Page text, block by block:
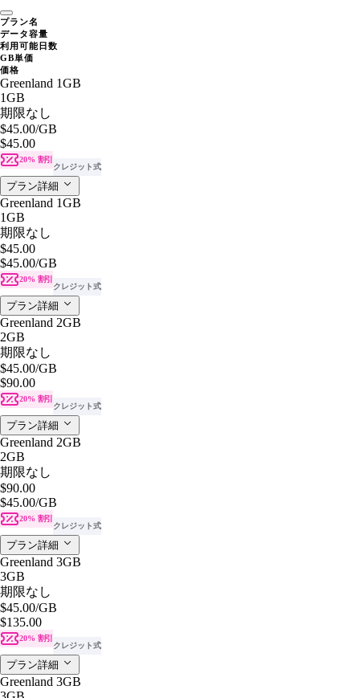
プラン名
データ容量
利用可能日数
GB単価
価格
Greenland 1GB
1GB
期限なし
$45.00/GB
$45.00
20% 割引
クレジット式
プラン詳細
Greenland 1GB
1GB
期限なし
$45.00
$45.00/GB
20% 割引
クレジット式
プラン詳細
Greenland 2GB
2GB
期限なし
$45.00/GB
$90.00
20% 割引
クレジット式
プラン詳細
Greenland 2GB
2GB
期限なし
$90.00
$45.00/GB
20% 割引
クレジット式
プラン詳細
Greenland 3GB
3GB
期限なし
$45.00/GB
$135.00
20% 割引
クレジット式
プラン詳細
Greenland 3GB